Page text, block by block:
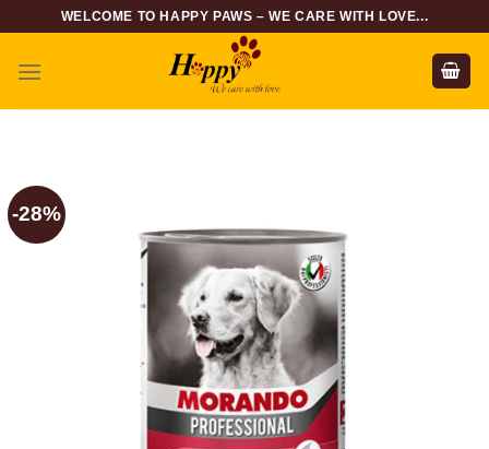
content
WELCOME TO HAPPY PAWS – WE CARE WITH LOVE...
-28%